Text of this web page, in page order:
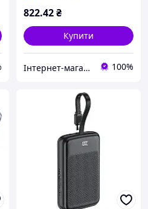
822.42₴
Купити
Інтернет-магазин "365Device" 100%